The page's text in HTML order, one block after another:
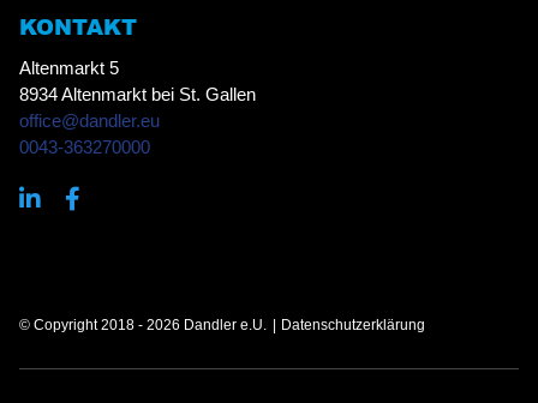
KONTAKT
Altenmarkt 5
8934 Altenmarkt bei St. Gallen
office@dandler.eu
0043-363270000
© Copyright 2018 - 2026 Dandler e.U. Datenschutzerklärung